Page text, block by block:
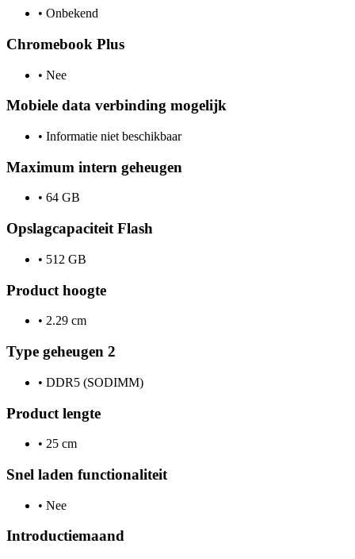
• Onbekend
Chromebook Plus
• Nee
Mobiele data verbinding mogelijk
• Informatie niet beschikbaar
Maximum intern geheugen
• 64 GB
Opslagcapaciteit Flash
• 512 GB
Product hoogte
• 2.29 cm
Type geheugen 2
• DDR5 (SODIMM)
Product lengte
• 25 cm
Snel laden functionaliteit
• Nee
Introductiemaand